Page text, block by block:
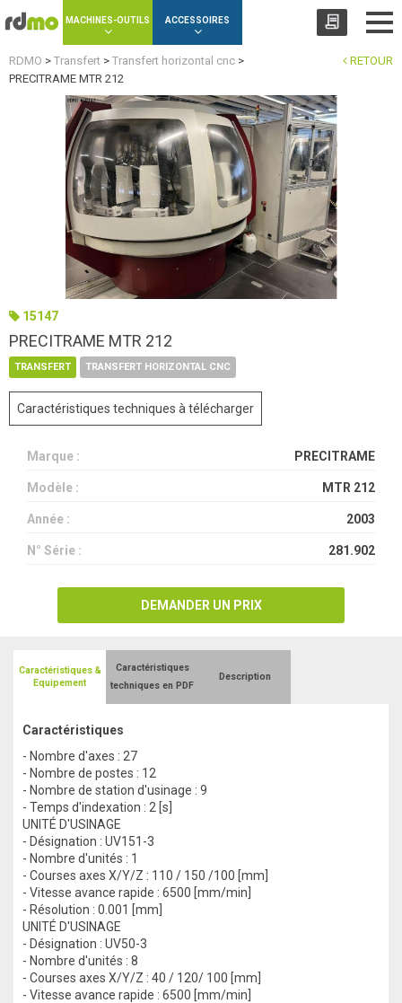
MACHINES-OUTILS ACCESSOIRES
RETOUR
RDMO > Transfert > Transfert horizontal cnc >
PRECITRAME MTR 212
15147
PRECITRAME MTR 212
TRANSFERT TRANSFERT HORIZONTAL CNC
Caractéristiques techniques à télécharger
Marque : PRECITRAME
Modèle : MTR 212
Année : 2003
N° Série : 281.902
DEMANDER UN PRIX
Caractéristiques &
Equipement
Caractéristiques
- Nombre d'axes : 27
- Nombre de postes : 12
- Nombre de station d'usinage : 9
- Temps d'indexation : 2 [s]
UNITÉ D'USINAGE
- Désignation : UV151-3
- Nombre d'unités : 1
- Courses axes X/Y/Z : 110 / 150 /100 [mm]
- Vitesse avance rapide : 6500 [mm/min]
- Résolution : 0.001 [mm]
UNITÉ D'USINAGE
- Désignation : UV50-3
- Nombre d'unités : 8
- Courses axes X/Y/Z : 40 / 120/ 100 [mm]
- Vitesse avance rapide : 6500 [mm/min]
Caractéristiques
techniques en PDF
Description